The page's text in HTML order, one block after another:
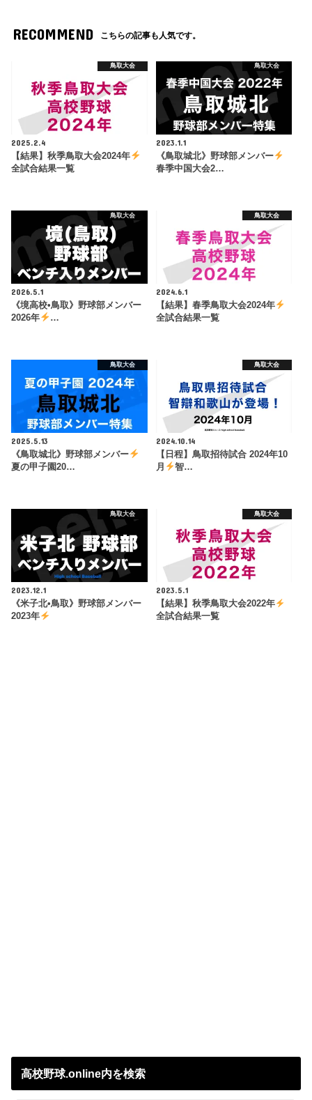
RECOMMEND こちらの記事も人気です。
鳥取大会
2025.2.4
【結果】秋季鳥取大会2024年
全試合結果一覧
鳥取大会
2023.1.1
《鳥取城北》野球部メンバー
春季中国大会2…
鳥取大会
2026.5.1
《境高校•鳥取》野球部メンバー
2026年
…
鳥取大会
2024.6.1
【結果】春季鳥取大会2024年
全試合結果一覧
鳥取大会
2025.5.13
《鳥取城北》野球部メンバー
夏の甲子園20…
鳥取大会
2024.10.14
【日程】鳥取招待試合 2024年10
月
智…
鳥取大会
2023.12.1
《米子北•鳥取》野球部メンバー
2023年
鳥取大会
2023.5.1
【結果】秋季鳥取大会2022年
全試合結果一覧
高校野球.online内を検索